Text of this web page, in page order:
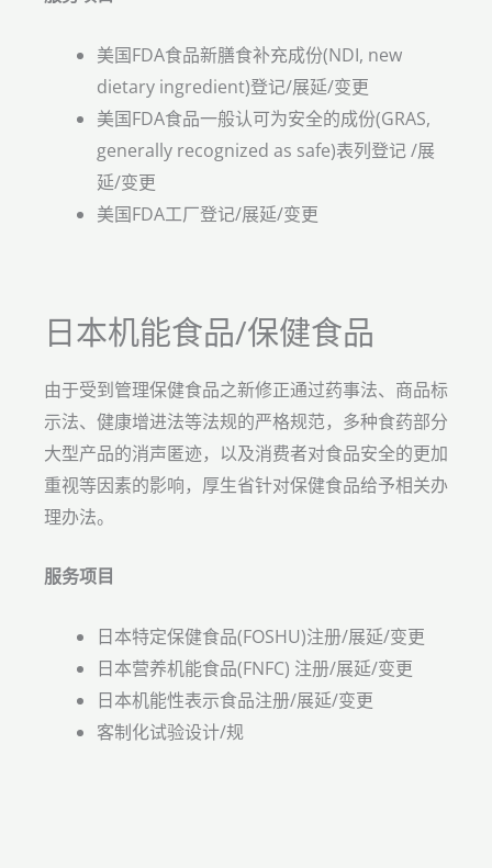
美国FDA食品新膳食补充成份(NDI, new
dietary ingredient)登记/展延/变更
美国FDA食品一般认可为安全的成份(GRAS,
generally recognized as safe)表列登记 /展
延/变更
美国FDA工厂登记/展延/变更
日本机能食品/保健食品
由于受到管理保健食品之新修正通过药事法、商品标
示法、健康增进法等法规的严格规范，多种食药部分
大型产品的消声匿迹，以及消费者对食品安全的更加
重视等因素的影响，厚生省针对保健食品给予相关办
理办法。
服务项目
日本特定保健食品(FOSHU)注册/展延/变更
日本营养机能食品(FNFC) 注册/展延/变更
日本机能性表示食品注册/展延/变更
客制化试验设计/规